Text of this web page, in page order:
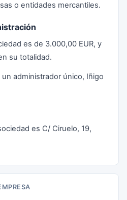
o entidades mercantiles.
es de 3.000,00 EUR, y
su totalidad.
administrador único, Iñigo
es C/ Ciruelo, 19,